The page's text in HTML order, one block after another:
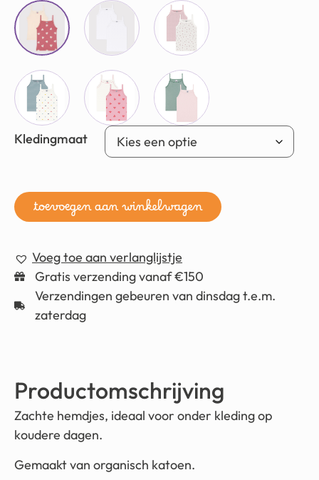
Kledingmaat
toevoegen aan winkelwagen
Voeg toe aan verlanglijstje
Gratis verzending vanaf €150
Verzendingen gebeuren van dinsdag t.e.m.
zaterdag
Productomschrijving
Zachte hemdjes, ideaal voor onder kleding op
koudere dagen.
Gemaakt van organisch katoen.